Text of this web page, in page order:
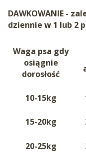
DAWKOWANIE -
dziennie w 1 lub 2
Waga psa gdy
osiągnie
dorosłość
10-15kg
15-20kg
20-25kg